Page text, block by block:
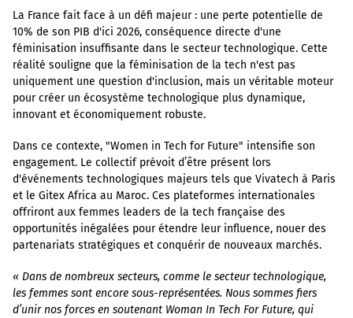
La France fait face à un défi majeur : une perte potentielle de
10% de son PIB d'ici 2026, conséquence directe d'une
féminisation insuffisante dans le secteur technologique. Cette
réalité souligne que la féminisation de la tech n'est pas
uniquement une question d'inclusion, mais un véritable moteur
pour créer un écosystème technologique plus dynamique,
innovant et économiquement robuste.
Dans ce contexte, "Women in Tech for Future" intensifie son
engagement. Le collectif prévoit d’être présent lors
d'événements technologiques majeurs tels que Vivatech à Paris
et le Gitex Africa au Maroc. Ces plateformes internationales
offriront aux femmes leaders de la tech française des
opportunités inégalées pour étendre leur influence, nouer des
partenariats stratégiques et conquérir de nouveaux marchés.
« Dans de nombreux secteurs, comme le secteur technologique,
les femmes sont encore sous-représentées. Nous sommes fiers
d’unir nos forces en soutenant Woman In Tech For Future, qui